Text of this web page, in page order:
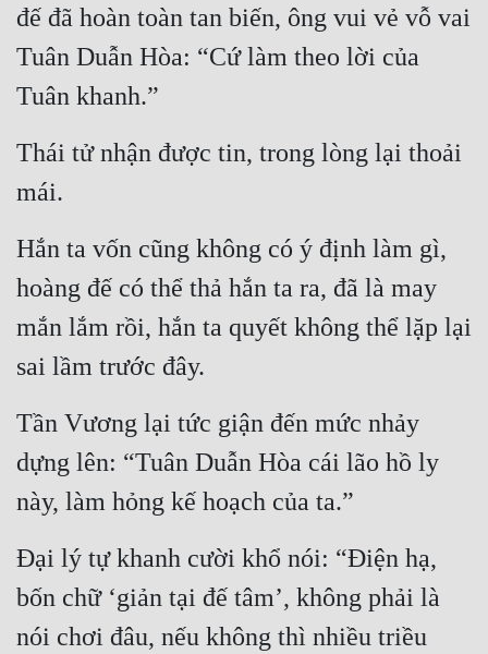
Cổ Đại
Du Hí
Dã Sử
Dị Giới
Dị Năng
Góc Nhìn Nữ
Huyền Huyễn
Hài Hước
Học Đường
đế đã hoàn toàn tan biến, ông vui vẻ vỗ vai
Tuân Duẫn Hòa: “Cứ làm theo lời của
Tuân khanh.”
Thái tử nhận được tin, trong lòng lại thoải
mái.
Hắn ta vốn cũng không có ý định làm gì,
hoàng đế có thể thả hắn ta ra, đã là may
mắn lắm rồi, hắn ta quyết không thể lặp lại
sai lầm trước đây.
Tần Vương lại tức giận đến mức nhảy
dựng lên: “Tuân Duẫn Hòa cái lão hồ ly
này, làm hỏng kế hoạch của ta.”
Đại lý tự khanh cười khổ nói: “Điện hạ,
bốn chữ ‘giản tại đế tâm’, không phải là
nói chơi đâu, nếu không thì nhiều triều